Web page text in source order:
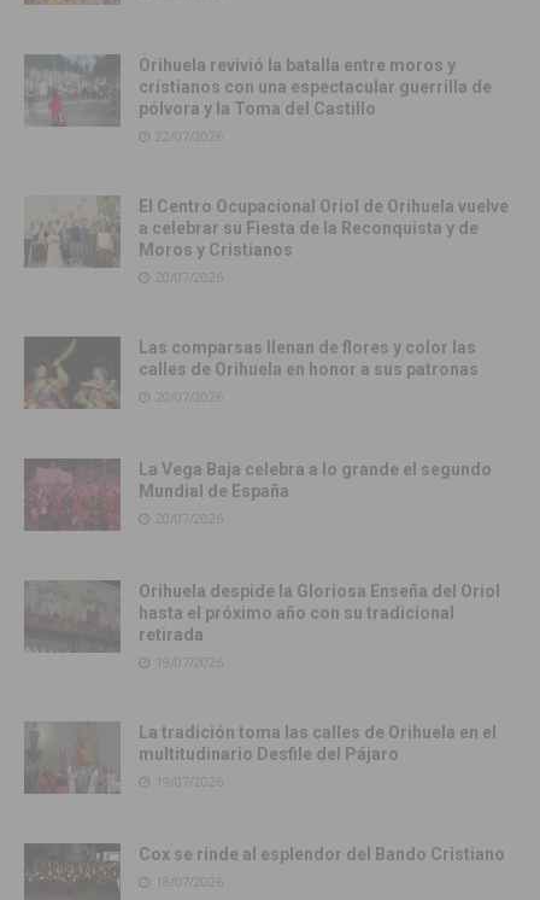
Orihuela revivió la batalla entre moros y
cristianos con una espectacular guerrilla de
pólvora y la Toma del Castillo
22/07/2026
El Centro Ocupacional Oriol de Orihuela vuelve
a celebrar su Fiesta de la Reconquista y de
Moros y Cristianos
20/07/2026
Las comparsas llenan de flores y color las
calles de Orihuela en honor a sus patronas
20/07/2026
La Vega Baja celebra a lo grande el segundo
Mundial de España
20/07/2026
Orihuela despide la Gloriosa Enseña del Oriol
hasta el próximo año con su tradicional
retirada
19/07/2026
La tradición toma las calles de Orihuela en el
multitudinario Desfile del Pájaro
19/07/2026
Cox se rinde al esplendor del Bando Cristiano
18/07/2026